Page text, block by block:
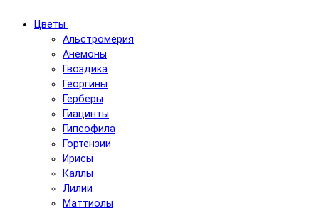
Цветы
Альстромерия
Анемоны
Гвоздика
Георгины
Герберы
Гиацинты
Гипсофила
Гортензии
Ирисы
Каллы
Лилии
Маттиолы